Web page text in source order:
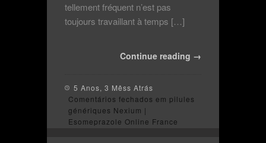
tellement fréquent n’est pas
toujours travaillant à temps […]
Continue reading →
5 Anos, 3 Mêss Atrás
Comentários fechados em pilules
génériques Nexium |
Esomeprazole Online France